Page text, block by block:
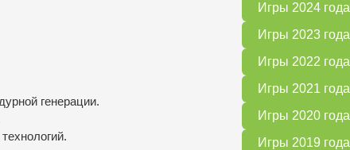
генерации.
Игры 2024 года
Игры 2023 года
Игры 2022 года
Игры 2021 года
Игры 2020 года
Игры 2019 года